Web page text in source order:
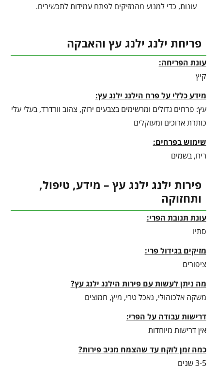
עונות, כדי למנוע מהמזיקים לפתח עמידות לתכשירים.
פריחת ילנג ילנג עץ והאבקה
עונת הפריחה:
קיץ
מידע כללי על פרח הילנג ילנג עץ:
עץ: פרחים גדולים ומרשימים בצבעים ירוק, צהוב וורדרד, בעלי עלי
כותרת ארוכים ומעוקלים
שימוש בפרחים:
ריח, בשמים
פירות ילנג ילנג עץ – מידע, טיפול,
ותחזוקה
עונת תנובת הפרי:
סתיו
מזיקים בגידול פרי:
ציפורים
מה ניתן לעשות עם פירות הילנג ילנג עץ?
משקה אלכוהולי, נאכל טרי, מיץ, חמוצים
דרישות עבודה על הפרי:
אין דרישות מיוחדות
כמה זמן לוקח עד שהצמח מניב פירות?
3-5 שנים